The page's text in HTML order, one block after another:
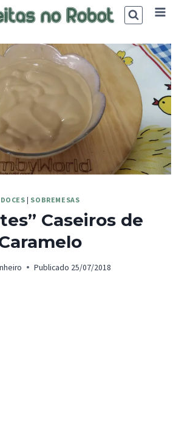
DOCES | SOBREMESAS
Caseiros de
Publicado 25/07/2018